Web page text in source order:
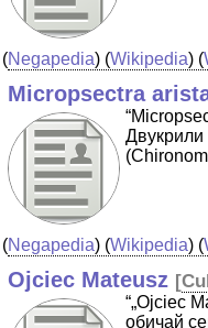
(Negapedia) (Wikipedia) (
Micropsectra
(Negapedia) (Wikipedia) (
Ojciec Mateusz [
“„Ojciec
обичай